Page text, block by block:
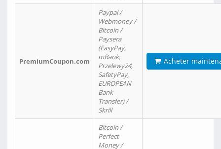
PremiumCoupon.com
Paypal /
Webmoney /
Bitcoin /
Paysera
(EasyPay,
mBank,
Przelewy24,
SafetyPay,
EUROPEAN
Bank
Transfer) /
Skrill
Acheter
Bitcoin /
Perfect
Money /